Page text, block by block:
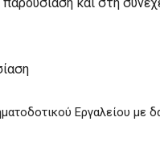
Εργαλείου με